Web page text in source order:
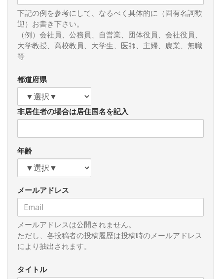
最悪を更新した現在、民主党マニフェストにある、子ども手
当の支給、高校教育の無償化、農家への戸別所得補償、高速
道路原則無料化のような分配のための財源を確保するため
に、経済成長が必要なことは論を待たない。経済成長は、７
月の完全失業率（季節調整値）が５．７％となった雇用対策
としても不可欠である。９月２４日の金融サミット（ピッツ
民主党は、マニフェスト原案に成長戦略がないとの批判に
応じ、８月１１日の最終版で「日本経済の成長戦略」とし
て、以下の３点を明記した。
①子ども手当、高校無償化、高速道路無料化、暫定税率廃止
する。それによって日本の経済を内需主導型へ転換し、安定
した経済成長を実現する。
②ＩＴ、バイオ、ナノテクなど、先端技術の開発・普及を支
援する。特に地球温暖化対策では、国の大胆な支援で、わが
産業に育てる。
③農林水産業、医療・介護は新たな成長産業である。農業の
戸別所得補償、医療・介護人材の処遇改善などにより、魅力
と成長力を高め、大きな雇用を創出する産業に育てる。
このなかにも触れられているが、保健・医療産業は重要で
ある。鳩山代表（新首相）が重視する「命」そのものにかか
く）
下記の例を参考にして、なるべく具体的に（固有名詞歓
迎）お書き下さい。
（例）会社員、公務員、自営業、団体役員、会社役員、
大学教授、高校教員、大学生、医師、主婦、農業、無職
等
都道府県
非居住者の場合は居住国名を記入
年齢
メールアドレス
メールアドレスは公開されません。
ただし、各投稿者の投稿履歴は投稿時のメールアドレス
により抽出されます。
タイトル